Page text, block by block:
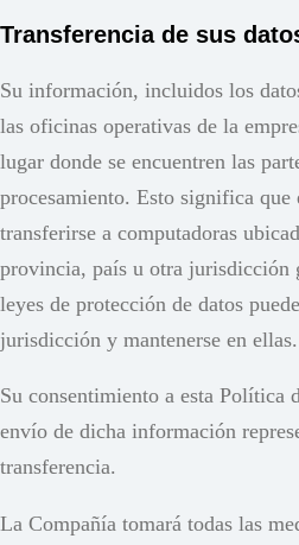
Transferencia de sus
Su información, incluidos los
las oficinas operativas de la
lugar donde se encuentren las
procesamiento. Esto significa que
transferirse a computadoras
provincia, país u otra jurisdicción
leyes de protección de datos
jurisdicción y mantenerse en ellas.
Su consentimiento a esta Política
envío de dicha información
transferencia.
La Compañía tomará todas las